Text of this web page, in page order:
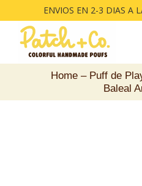
ENVIOS EN 2-3 DIAS A
Home Puff de
Baleal